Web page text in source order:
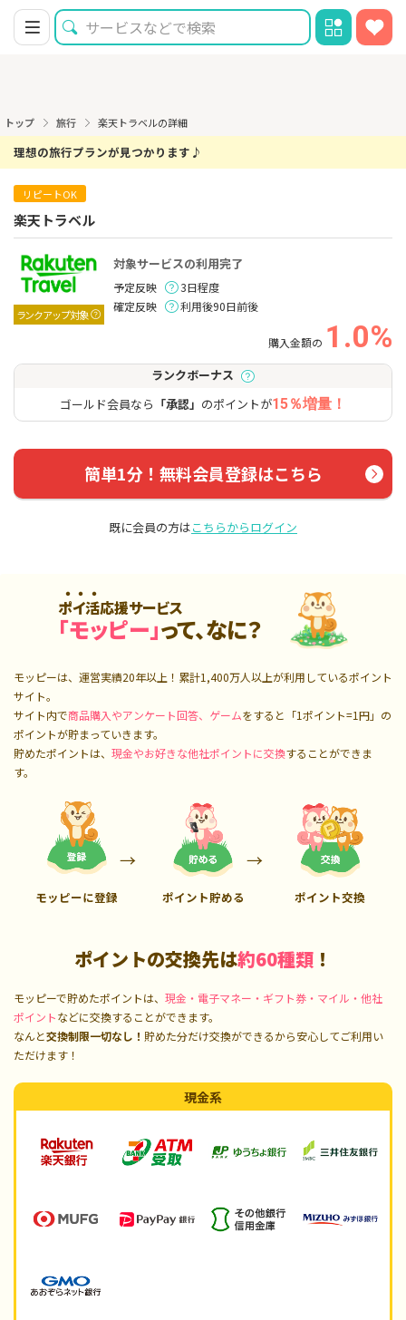
トップ 旅行 楽天トラベルの詳細
理想の旅行プランが見つかります♪
リピートOK
楽天トラベル
ランクアップ対象
対象サービスの利用完了
予定反映
3日程度
確定反映
利用後90日前後
購入金額の 1.0%
ランクボーナス
ゴールド会員なら 「承認」 のポイントが15％増量！
簡単1分！無料会員登録はこちら
既に会員の方はこちらからログイン
ポイ活応援サービス
「モッピー」って、なに？
モッピーは、運営実績20年以上！累計1,400万人以上が利用しているポイント
サイト。
サイト内で商品購入やアンケート回答、ゲームをすると「1ポイント=1円」の
ポイントが貯まっていきます。
貯めたポイントは、 現金やお好きな他社ポイントに交換することができま
す。
モッピーに登録 ポイント貯める ポイント交換
ポイントの交換先は約60種類 ！
モッピーで貯めたポイントは、 現金・電子マネー・ギフト券・マイル・他社
ポイントなどに交換することができます。
なんと交換制限一切なし！ 貯めた分だけ交換ができるから安心してご利用い
ただけます！
現金系